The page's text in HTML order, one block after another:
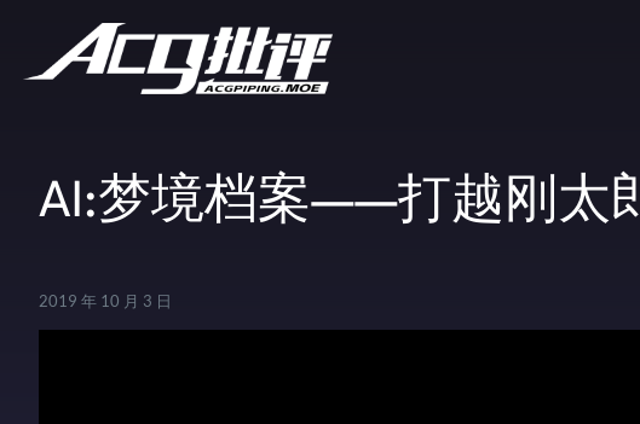
AI:梦境档案——打越刚太
2019 年 10 月 3 日